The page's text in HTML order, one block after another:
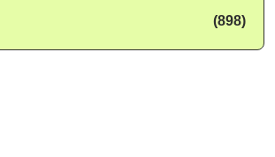
(898)